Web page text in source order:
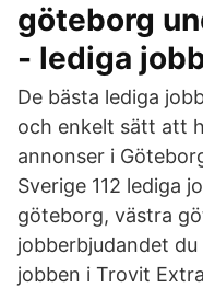
göteborg
- lediga
De bästa lediga
och enkelt sätt att
annonser i
Sverige 112 lediga
göteborg, västra
jobberbjudandet
jobben i Trovit